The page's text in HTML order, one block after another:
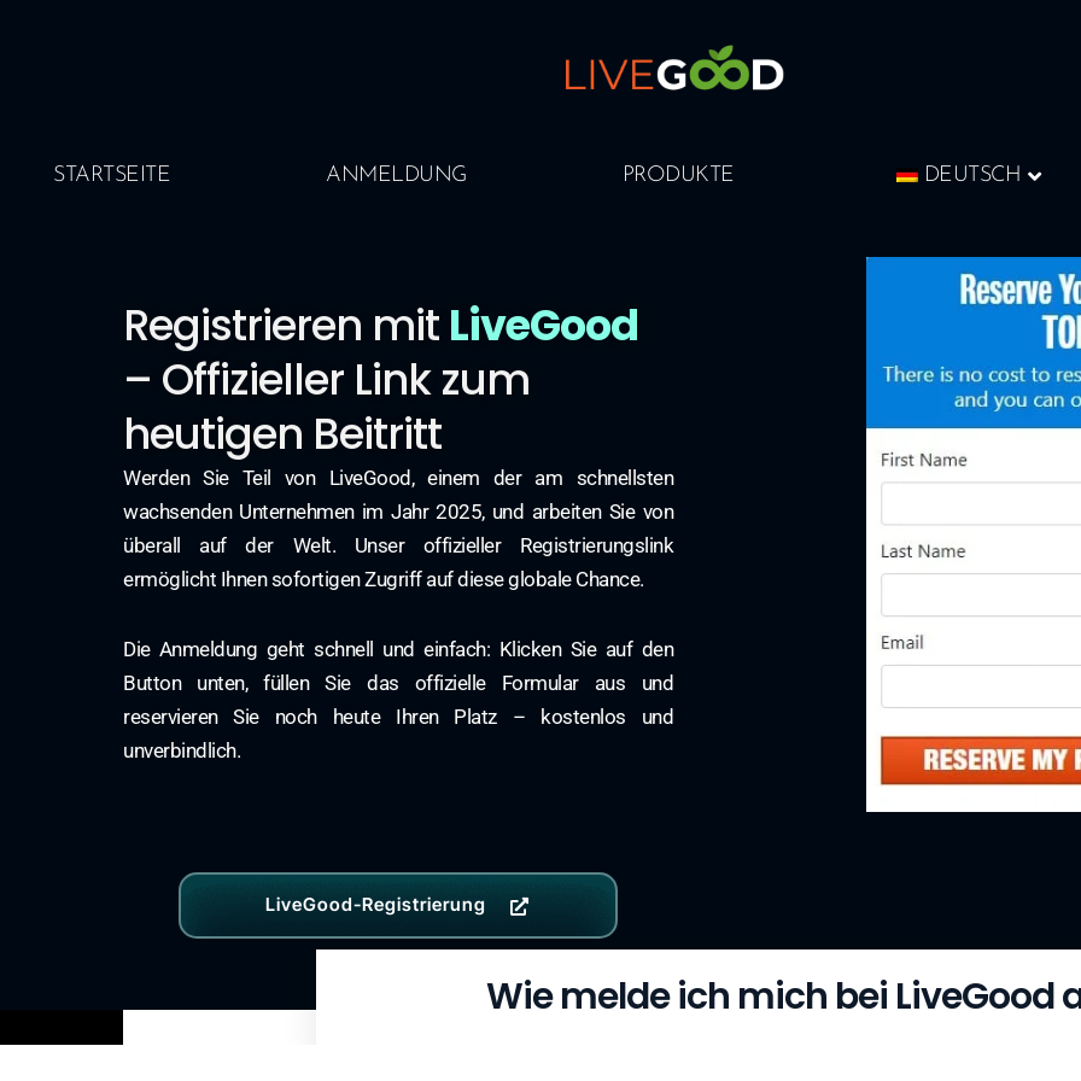
STARTSEITE ANMELDUNG PRODUKTE DEUTSCH
Registrieren mit LiveGood
– Offizieller Link zum
heutigen Beitritt
Werden Sie Teil von LiveGood, einem der am schnellsten
wachsenden Unternehmen im Jahr 2025, und arbeiten Sie von
überall auf der Welt. Unser offizieller Registrierungslink
ermöglicht Ihnen sofortigen Zugriff auf diese globale Chance.
Die Anmeldung geht schnell und einfach: Klicken Sie auf den
Button unten, füllen Sie das offizielle Formular aus und
reservieren Sie noch heute Ihren Platz – kostenlos und
unverbindlich.
LiveGood-Registrierung
Wie melde ich mich bei LiveGood